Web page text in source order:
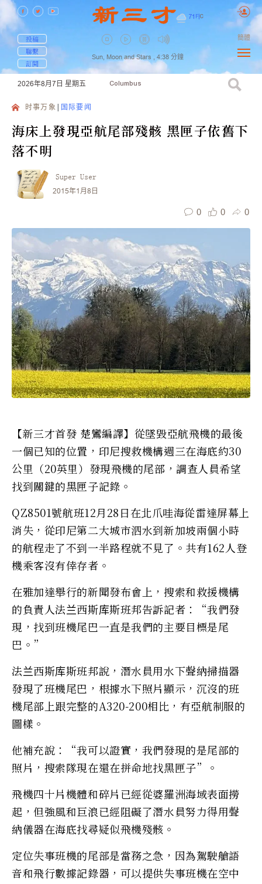
71 F| C
投稿
聯繫
訂閱
Sun, Moon and Stars , 4:38 分鐘
簡體
2026年8月7日 星期五 Columbus
时事万象 国际要闻
海床上發現亞航尾部殘骸 黑匣子依舊下
落不明
Super User
2015年1月8日
0 0 0
【新三才首發 楚鸞編譯】從墜毀亞航飛機的最後
一個已知的位置，印尼搜救機構週三在海底約30
公里（20英里）發現飛機的尾部，調查人員希望
找到關鍵的黑匣子記錄。
QZ8501號航班12月28日在北爪哇海從雷達屏幕上
消失，從印尼第二大城市泗水到新加坡兩個小時
的航程走了不到一半路程就不見了。共有162人登
機乘客沒有倖存者。
在雅加達舉行的新聞發布會上，搜索和救援機構
的負責人法兰西斯库斯班邦告訴記者：“我們發
現，找到班機尾巴一直是我們的主要目標是尾
巴。”
法兰西斯库斯班邦說，潛水員用水下聲納掃描器
發現了班機尾巴，根據水下照片顯示，沉沒的班
機尾部上跟完整的A320-200相比，有亞航制服的
圖樣。
他補充說：“我可以證實，我們發現的是尾部的
照片，搜索隊現在還在拼命地找黑匣子”。
飛機四十片機體和碎片已經從婆羅洲海域表面撈
起，但強風和巨浪已經阻礙了潛水員努力得用聲
納儀器在海底找尋疑似飛機殘骸。
定位失事班機的尾部是當務之急，因為駕駛艙語
音和飛行數據記錄器，可以提供失事班機在空中